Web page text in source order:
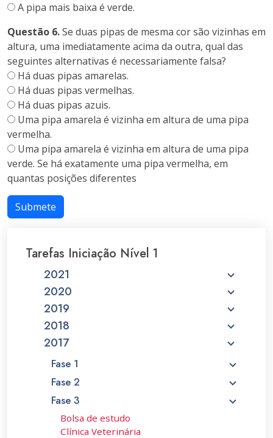
A pipa mais baixa é verde.
Questão 6.Se duas pipas de mesma cor são vizinhas em
altura, uma imediatamente acima da outra, qual das
seguintes alternativas é necessariamente falsa?
Há duas pipas amarelas.
Há duas pipas vermelhas.
Há duas pipas azuis.
Uma pipa amarela é vizinha em altura de uma pipa
vermelha.
Uma pipa amarela é vizinha em altura de uma pipa
verde. Se há exatamente uma pipa vermelha, em
quantas posições diferentes
Submete
Tarefas Iniciação Nível 1
2021
2020
2019
2018
2017
Fase 1
Fase 2
Fase 3
Bolsa de estudo
Clínica Veterinária